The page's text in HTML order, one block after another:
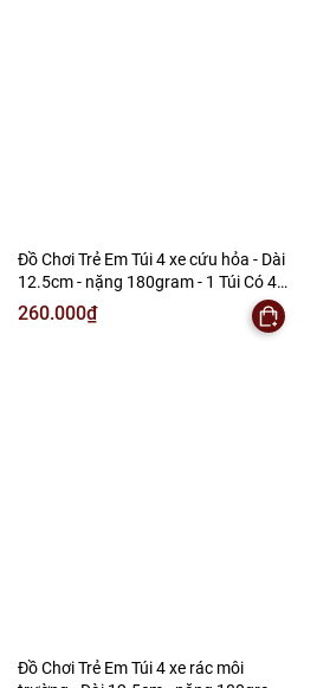
Đồ Chơi Trẻ Em Túi 4 xe cứu hỏa - Dài
12.5cm - nặng 180gram - 1 Túi Có 4
Xe - Bọc Túi - SKU : DC9 - ( VAT : DC3 )
K146-T2-S12
260.000₫
Đồ Chơi Trẻ Em Túi 4 xe rác môi